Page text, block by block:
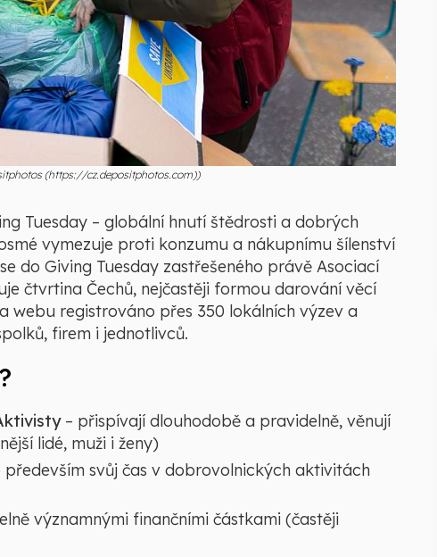
(https://cz.depositphotos.com))
Tuesday – globální hnutí štědrosti a dobrých
vymezuje proti konzumu a nákupnímu šílenství
do Giving Tuesday zastřešeného právě Asociací
čtvrtina Čechů, nejčastěji formou darování věcí
webu registrováno přes 350 lokálních výzev a
firem i jednotlivců.
– přispívají dlouhodobě a pravidelně, věnují
lidé, muži i ženy)
především svůj čas v dobrovolnických aktivitách
významnými finančními částkami (častěji